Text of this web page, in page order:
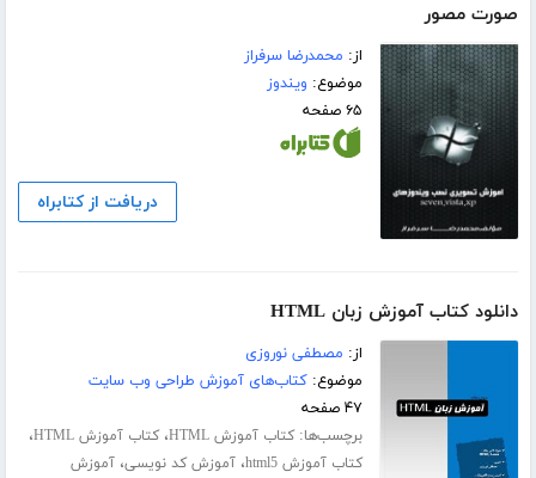
صورت مصور
از: محمدرضا سرفراز
موضوع: ویندوز
۶۵ صفحه
دریافت از کتابراه
دانلود کتاب آموزش زبان HTML
از: مصطفی نوروزی
موضوع:کتاب‌های آموزش طراحی وب سایت
۴۷ صفحه
برچسب‌ها:کتاب آموزش HTML ،کتاب آموزش HTML ،
کتاب آموزش html5 ،آموزش کد نویسی،آموزش